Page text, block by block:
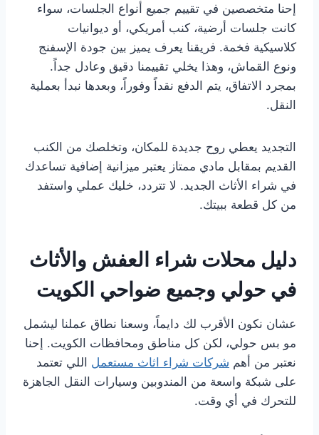
إحنا متخصصين في تقييم جميع أنواع الجلسات، سواء
كانت جلسات أرضية، كنب أمريكي، أو ديوانيات
كلاسيكية فخمة. فريقنا يعرف يميز بين جودة الإسفنج
ونوع القماش، وهذا يخلي تقييمنا دقيق وعادل جداً.
بمجرد الاتفاق، يتم الدفع نقداً وفوراً، وبعدها نبدأ بعملية
النقل.
التجديد يعطي روح جديدة للمكان، وتخلصك من الكنب
القديم بمقابل مادي ممتاز يعتبر ميزانية إضافية تساعدك
في شراء الأثاث الجديد. لا تتردد، خليك عملي واستفد
من كل قطعة ببيتك.
دليل محلات شراء العفش والأثاث
في حولي وجميع ضواحي الكويت
عشان نكون الأقرب لك دايماً، وسعنا نطاق عملنا ليشمل
مو بس حولي، لكن كل مناطق ومحافظات الكويت. إحنا
نعتبر من أهم شركات شراء اثاث مستعمل اللي تعتمد
على شبكة واسعة من المندوبين وسيارات النقل الجاهزة
للتحرك في أي وقت.